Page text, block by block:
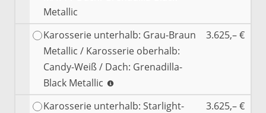
Metallic
Karosserie unterhalb: Grau-Braun
Metallic / Karosserie oberhalb:
Candy-Weiß / Dach: Grenadilla-
Black Metallic
3.625,– €
Karosserie unterhalb: Starlight-
3.625,– €